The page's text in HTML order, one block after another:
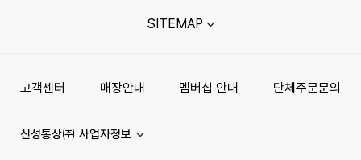
SITEMAP
고객센터 매장안내 멤버십 안내 단체주문문의
신성통상㈜ 사업자정보